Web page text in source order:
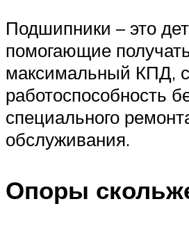
Подшипники – это
помогающие
максимальный КПД,
работоспособность
специального
обслуживания.
Опоры